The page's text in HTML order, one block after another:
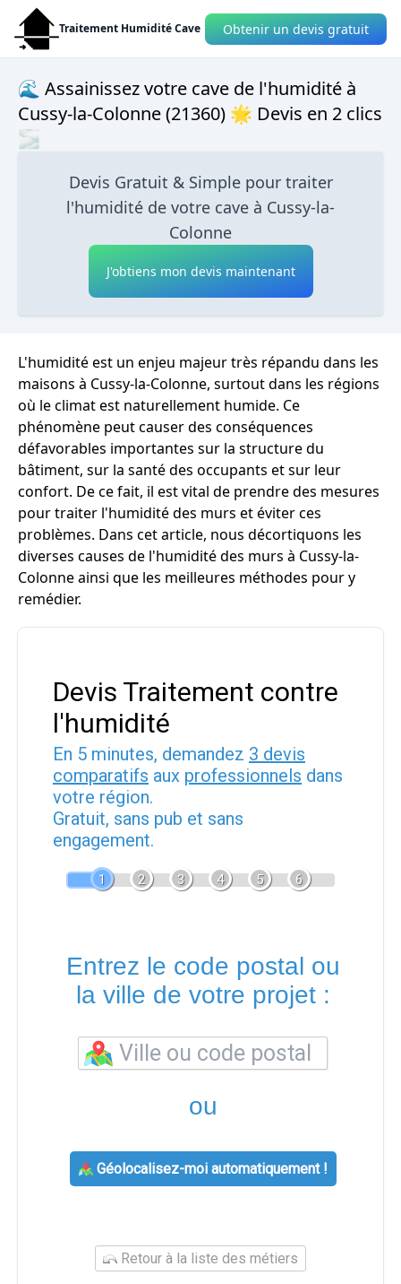
Traitement Humidité Cave Obtenir un devis gratuit
🌊 Assainissez votre cave de l'humidité à
Cussy-la-Colonne (21360) 🌟 Devis en 2 clics
🌫
Devis Gratuit & Simple pour traiter
l'humidité de votre cave à Cussy-la-
Colonne
J'obtiens mon devis maintenant
L'humidité est un enjeu majeur très répandu dans les
maisons à Cussy-la-Colonne, surtout dans les régions
où le climat est naturellement humide. Ce
phénomène peut causer des conséquences
défavorables importantes sur la structure du
bâtiment, sur la santé des occupants et sur leur
confort. De ce fait, il est vital de prendre des mesures
pour traiter l'humidité des murs et éviter ces
problèmes. Dans cet article, nous décortiquons les
diverses causes de l'humidité des murs à Cussy-la-
Colonne ainsi que les meilleures méthodes pour y
remédier.
Devis Traitement contre
l'humidité
En 5 minutes, demandez 3 devis
comparatifs aux professionnels dans
votre région.
Gratuit, sans pub et sans
engagement.
1 2 3 4 5 6
Entrez le code postal ou
la ville de votre projet :
ou
Géolocalisez-moi automatiquement !
Retour à la liste des métiers